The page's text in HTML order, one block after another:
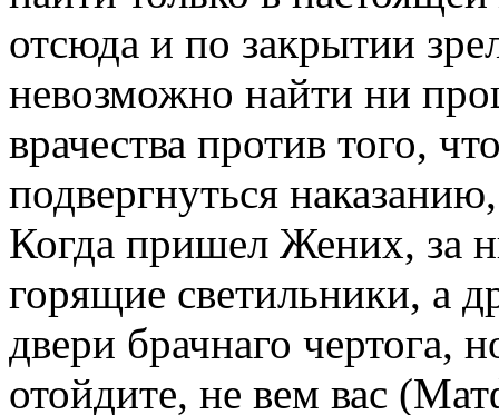
отсюда и по закрытии
невозможно найти ни
врачества против того,
подвергнуться
Когда пришел Жених, за
горящие светильники, а
двери брачнаго чертога,
отойдите, не вем вас